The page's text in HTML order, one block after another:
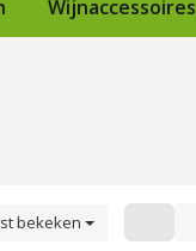
Wijnaccessoires
bekeken